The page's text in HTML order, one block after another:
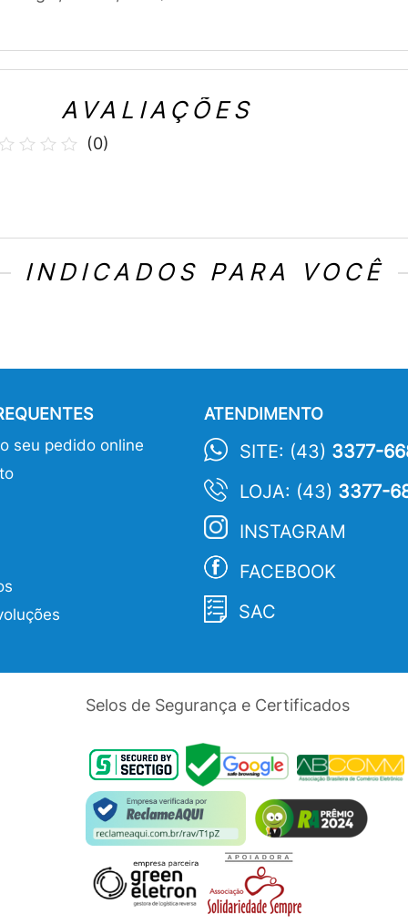
AVALIAÇÕES
(0)
INDICADOS PARA VOCÊ
seu pedido online
ATENDIMENTO
SITE: (43) 3377-
LOJA: (43) 3377-
INSTAGRAM
FACEBOOK
SAC
Selos de Segurança e Certificados